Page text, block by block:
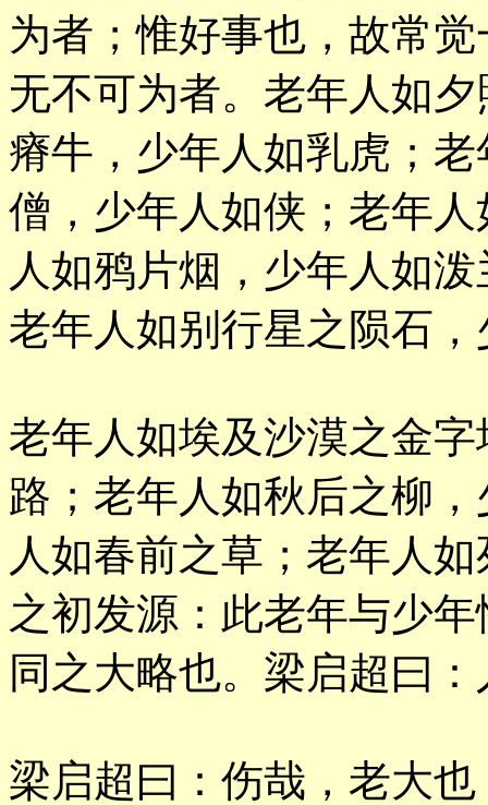
为者；惟好事也，故常
无不可为者。老年人如
瘠牛，少年人如乳虎；老
僧，少年人如侠；老年
人如鸦片烟，少年人如
老年人如别行星之陨石
老年人如埃及沙漠之金
路；老年人如秋后之柳，
人如春前之草；老年人
之初发源：此老年与少
同之大略也。梁启超曰
梁启超曰：伤哉，老大